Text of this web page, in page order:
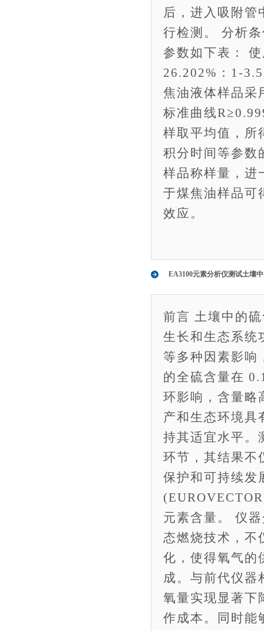
后，进入吸附管
行检测。 分析
参数如下表：
26.202%：1-
焦油液体样品采
标准曲线
样取平均值，所
积分时间等参数
样品称样量，进
于煤焦油样品可
效应。
EA3100元素分析仪测试土壤
前言 土壤中的
生长和生态系统
等多种因素影响
的全硫含量在
环影响，含量略
产和生态环境具
持其适宜水平。
环节，其结果不
保护和可持续发
元素含量。 仪
态燃烧技术，不
化，使得氧气的
成。与前代仪器
氧量实现显著下
作成本。同时能